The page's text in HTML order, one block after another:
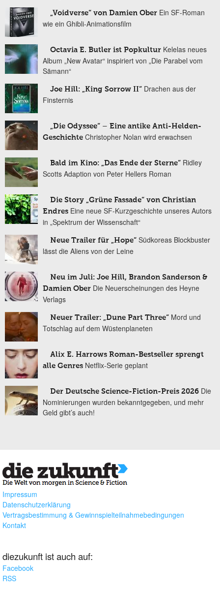
„Voidverse“ von Damien Ober Ein SF-Roman
wie ein Ghibli-Animationsfilm
Octavia E. Butler ist Popkultur Kelelas neues
Album „New Avatar“ inspiriert von „Die Parabel vom
Sämann“
Joe Hill: „King Sorrow II“ Drachen aus der
Finsternis
„Die Odyssee“ – Eine antike Anti-Helden-
Geschichte Christopher Nolan wird erwachsen
Bald im Kino: „Das Ende der Sterne“ Ridley
Scotts Adaption von Peter Hellers Roman
Die Story „Grüne Fassade“ von Christian
Endres Eine neue SF-Kurzgeschichte unseres Autors
in „Spektrum der Wissenschaft“
Neue Trailer für „Hope“ Südkoreas Blockbuster
lässt die Aliens von der Leine
Neu im Juli: Joe Hill, Brandon Sanderson &
Damien Ober Die Neuerscheinungen des Heyne
Verlags
Neuer Trailer: „Dune Part Three“ Mord und
Totschlag auf dem Wüstenplaneten
Alix E. Harrows Roman-Bestseller sprengt
alle Genres Netflix-Serie geplant
Der Deutsche Science-Fiction-Preis 2026 Die
Nominierungen wurden bekanntgegeben, und mehr
Geld gibt’s auch!
Impressum
Datenschutzerklärung
Vertragsbestimmung & Gewinnspielteilnahmebedingungen
Kontakt
diezukunft ist auch auf:
Facebook
RSS